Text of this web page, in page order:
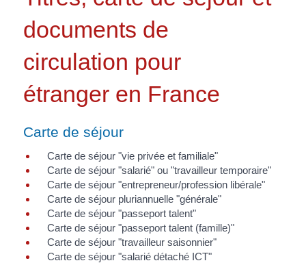
documents de
circulation pour
étranger en France
Carte de séjour
Carte de séjour "vie privée et familiale"
Carte de séjour "salarié" ou "travailleur temporaire"
Carte de séjour "entrepreneur/profession libérale"
Carte de séjour pluriannuelle "générale"
Carte de séjour "passeport talent"
Carte de séjour "passeport talent (famille)"
Carte de séjour "travailleur saisonnier"
Carte de séjour "salarié détaché ICT"